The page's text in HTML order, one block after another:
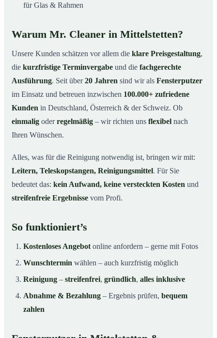
für Glas & Rahmen
Warum Mr. Cleaner in Mittelstetten?
Unsere Kunden schätzen vor allem die klare Preisgestaltung,
die kurzfristige Terminvergabe und die fachgerechte
Ausführung. Seit über20 Jahren sind wir als Fensterputzer
im Einsatz und betreuen inzwischen 100.000+ zufriedene
Kunden in Deutschland, Österreich & der Schweiz. Ob
einmalig oderregelmäßig – wir richten uns flexibel nach
Ihren Wünschen.
Alles, was für die Reinigung notwendig ist, bringen wir mit:
Leitern, Teleskopstangen, Reinigungsmittel. Für Sie
bedeutet das: kein Aufwand, keine versteckten Kosten und
streifenfreie Ergebnisse vom Profi.
So funktioniert’s
Kostenloses Angebot online anfordern – gerne mit Fotos
Wunschtermin wählen – auch kurzfristig möglich
Reinigung – streifenfrei, gründlich, alles inklusive
Abnahme & Bezahlung – Ergebnis prüfen, bequem
zahlen